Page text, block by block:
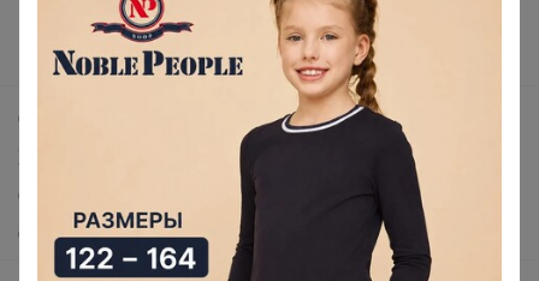
Новости
Поддержка альпак
Самое выгодное
Хиты продаж
Самое желанное
Самое быстрое